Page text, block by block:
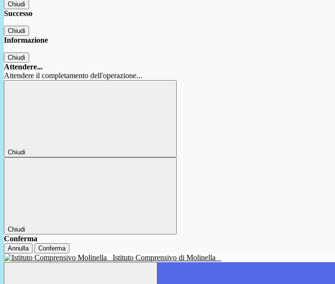
Chiudi
Successo
Chiudi
Informazione
Chiudi
Attendere...
Attendere il completamento dell'operazione...
Chiudi
Chiudi
Conferma
Annulla Conferma
Istituto Comprensivo di Molinella